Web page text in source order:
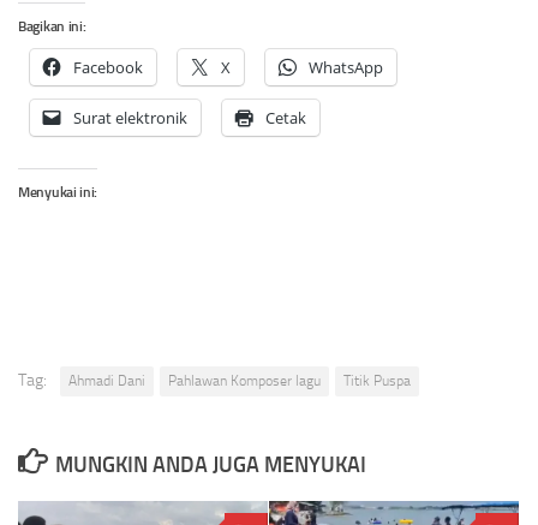
Bagikan ini:
Facebook X WhatsApp
Surat elektronik Cetak
Menyukai ini:
Tag: Ahmadi Dani Pahlawan Komposer lagu Titik Puspa
MUNGKIN ANDA JUGA MENYUKAI